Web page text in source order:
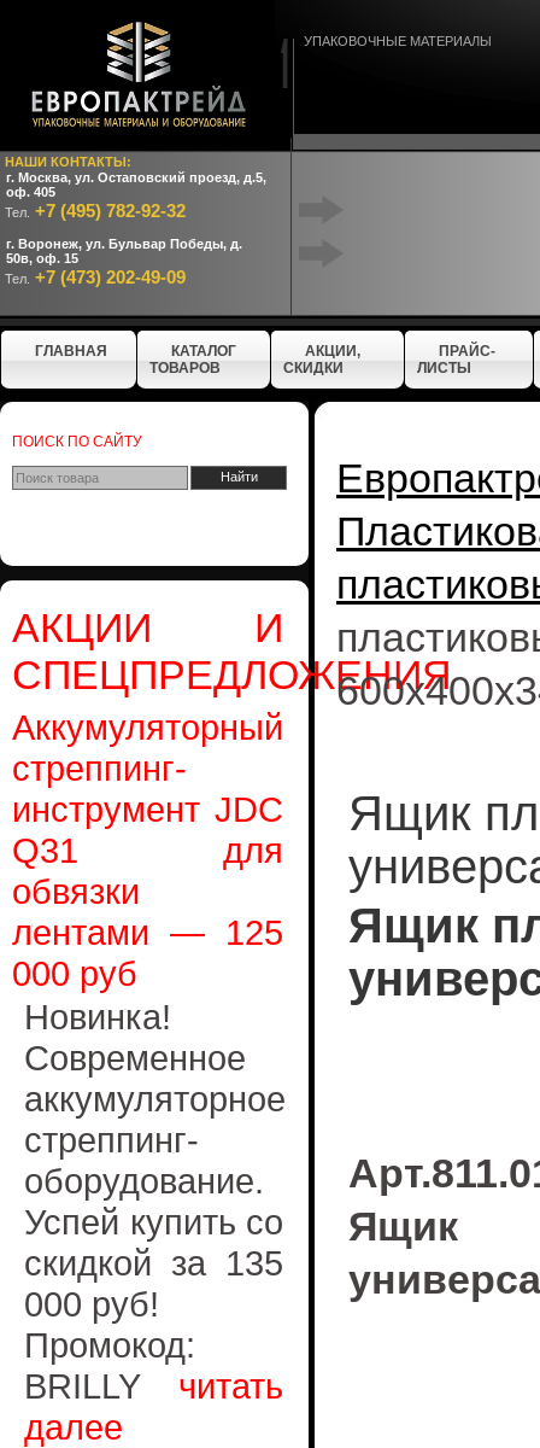
НАШИ КОНТАКТЫ:
г. Москва, ул. Остаповский проезд, д.5,
оф. 405
Тел. +7 (495) 782-92-32
г. Воронеж, ул. Бульвар Победы, д.
50в, оф. 15
Тел. +7 (473) 202-49-09
УПАКОВОЧНЫЕ МАТЕРИАЛЫ
ГЛАВНАЯ
КАТАЛОГ
ТОВАРОВ
АКЦИИ,
СКИДКИ
ПРАЙС-
ЛИСТЫ
ПОИСК ПО САЙТУ
АКЦИИ И
СПЕЦПРЕДЛОЖЕНИЯ
Аккумуляторный
стреппинг-
инструмент JDC
Q31 для
обвязки
лентами — 125
000 руб
Новинка!
Современное
аккумуляторное
стреппинг-
оборудование.
Успей купить со
скидкой за 135
000 руб!
Промокод:
BRILLY читать
далее
Ящик
Ящик
Ящик